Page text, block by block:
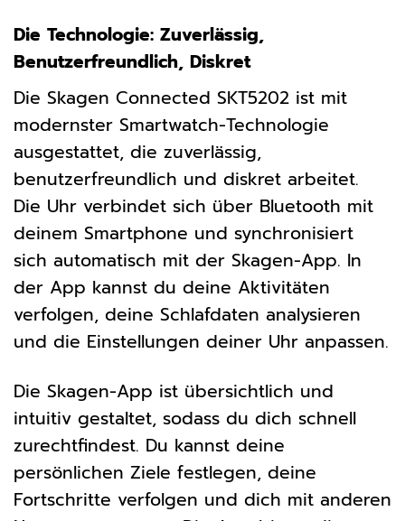
Die Technologie: Zuverlässig,
Benutzerfreundlich, Diskret
Die Skagen Connected SKT5202 ist mit
modernster Smartwatch-Technologie
ausgestattet, die zuverlässig,
benutzerfreundlich und diskret arbeitet.
Die Uhr verbindet sich über Bluetooth mit
deinem Smartphone und synchronisiert
sich automatisch mit der Skagen-App. In
der App kannst du deine Aktivitäten
verfolgen, deine Schlafdaten analysieren
und die Einstellungen deiner Uhr anpassen.
Die Skagen-App ist übersichtlich und
intuitiv gestaltet, sodass du dich schnell
zurechtfindest. Du kannst deine
persönlichen Ziele festlegen, deine
Fortschritte verfolgen und dich mit anderen